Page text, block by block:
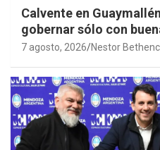
Calvente en
gobernar sólo con
7 agosto, 2026 Nestor